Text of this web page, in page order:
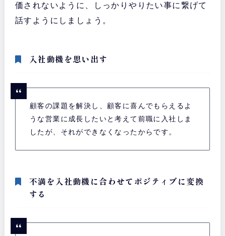
価されないように、しっかりやりたい事に繋げて
話すようにしましょう。
入社動機を思い出す
顧客の課題を解決し、顧客に喜んでもらえるよ
うな営業に成長したいと考えて前職に入社しま
したが、それができなくなったからです。
不満を入社動機に合わせてポジティブに変換
する